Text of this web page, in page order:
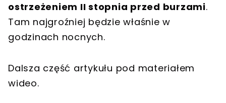
ostrzeżeniem II stopnia przed burzami.
Tam najgroźniej będzie właśnie w
godzinach nocnych.
Dalsza część artykułu pod materiałem
wideo.